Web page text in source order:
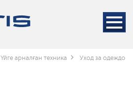
Үйге арналған техника Уход за одеждой